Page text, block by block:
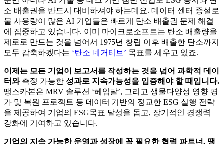
이제는 모든 기업이 보고서를 작성하는 것을 넘어 과학적 데이
터와측정 가능한 성과로 지속가능성을 입증해야 할 때입니다.
땡스카본은 MRV 솔루션 ‘헤임달’, 그리고 생물다양성 영향 평
가 및 복원 프로젝트 등 데이터 기반의 정교한 ESG 실행 전략
을 제공하여 기업의 ESG목표 달성을 돕고, 장기적인 경쟁력
기업의 지속 가능한 운영과 성장에 꼭 필요한 협력 파트너, 땡
스카본을 주목해 주세요!
🌿 지구를 위한 가장 자연스러운 ESG 파트너,땡스카본에 문
의하기
뉴스레터 구독하기